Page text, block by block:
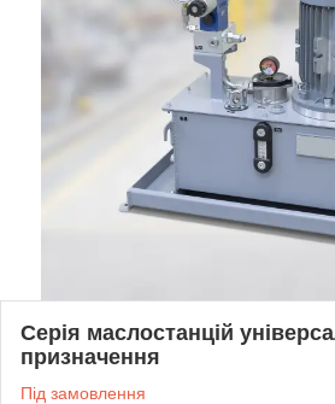
Серія маслостанцій
призначення
Під замовлення